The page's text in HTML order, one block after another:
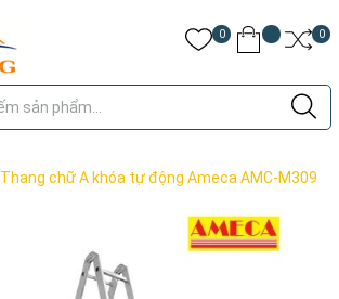
0 0
Thang chữ A khóa tự động Ameca AMC-M309